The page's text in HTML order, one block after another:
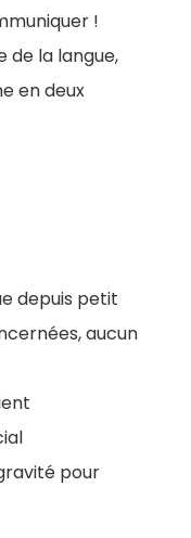
!
de la langue,
en deux
depuis petit
aucun
pour